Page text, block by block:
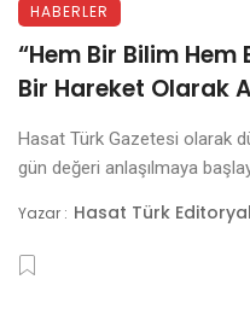
HABERLER
“Hem Bir Bilim
Bir Hareket Olarak
Hasat Türk Gazetesi olarak
gün değeri anlaşılmaya
Yazar : Hasat Türk